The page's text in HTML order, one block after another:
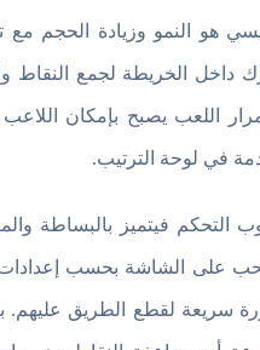
هو النمو وزيادة الحجم
داخل الخريطة لجمع النقاط
اللعب يصبح بإمكان
في لوحة الترتيب.
التحكم فيتميز بالبساطة
على الشاشة بحسب إعدادات
سريعة لقطع الطريق عليهم.